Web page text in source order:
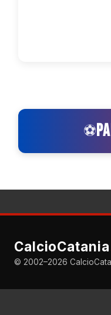
⚽
CalcioCatania
© 2002–2026